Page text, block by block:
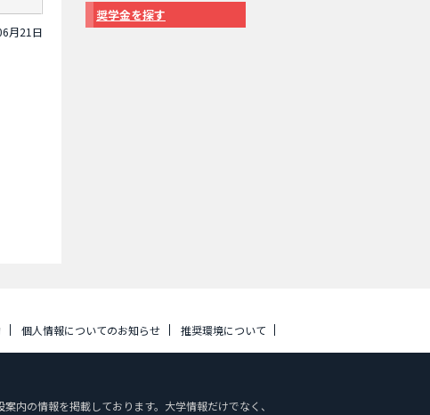
月21日
奨学金を探す
個人情報についてのお知らせ 推奨環境について
内の情報を掲載しております。大学情報だけでなく、